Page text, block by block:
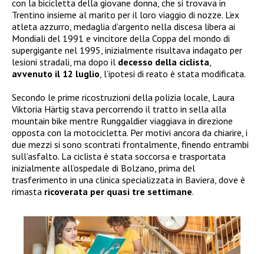
con la bicicletta della giovane donna, che si trovava in
Trentino insieme al marito per il loro viaggio di nozze. L’ex
atleta azzurro, medaglia d’argento nella discesa libera ai
Mondiali del 1991 e vincitore della Coppa del mondo di
supergigante nel 1995, inizialmente risultava indagato per
lesioni stradali, ma dopo il decesso della ciclista
avvenuto il 12 luglio , l’ipotesi di reato è stata modificata.
Secondo le prime ricostruzioni della polizia locale, Laura
Viktoria Härtig stava percorrendo il tratto in sella alla
mountain bike mentre Runggaldier viaggiava in direzione
opposta con la motocicletta. Per motivi ancora da chiarire, i
due mezzi si sono scontrati frontalmente, finendo entrambi
sull’asfalto. La ciclista è stata soccorsa e trasportata
inizialmente all’ospedale di Bolzano, prima del
trasferimento in una clinica specializzata in Baviera, dove è
rimasta ricoverata per quasi tre settimane.